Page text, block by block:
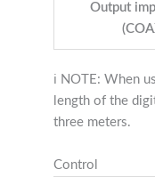
Output
ℹ NOTE: When
length of the
three meters.
Control